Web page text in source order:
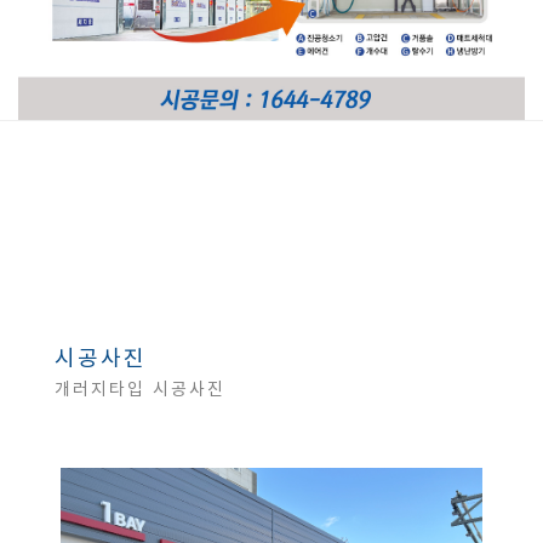
시공사진
개러지타입 시공사진